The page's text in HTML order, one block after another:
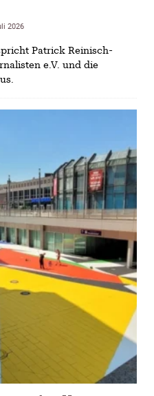
2026
Patrick Reinisch-
e.V. und die